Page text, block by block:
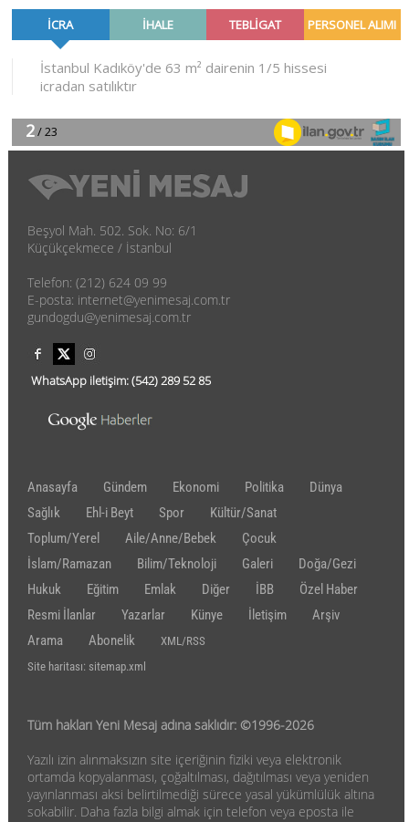
Beşyol Mah. 502. Sok. No: 6/1
Küçükçekmece / İstanbul
Telefon: (212) 624 09 99
E-posta: internet@yenimesaj.com.tr
gundogdu@yenimesaj.com.tr
WhatsApp iletişim:(542)289 52 85
Anasayfa Gündem Ekonomi Politika
Dünya
Sağlık
Ehl-i Beyt Spor
Kültür/Sanat
Toplum/Yerel
Aile/Anne/Bebek
Çocuk
İslam/Ramazan
Bilim/Teknoloji Galeri
Doğa/Gezi
Hukuk
Eğitim Emlak Diğer İBB
Özel Haber
Resmi İlanlar
Yazarlar Künye İletişim
Arşiv
Arama
Abonelik
XML/RSS
Site haritası: sitemap.xml
Tüm hakları Yeni Mesaj adına saklıdır: ©1996-2026
Yazılı izin alınmaksızın site içeriğinin fiziki veya elektronik
ortamda kopyalanması, çoğaltılması, dağıtılması veya yeniden
yayınlanması aksi belirtilmediği sürece yasal yükümlülük altına
sokabilir. Daha fazla bilgi almak için telefon veya eposta ile